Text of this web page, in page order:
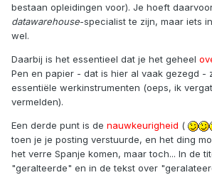
bestaan opleidingen voor). Je hoeft
datawarehouse-specialist te zijn, maar iets
wel.
Daarbij is het essentieel dat je het geheel
Pen en papier - dat is hier al vaak gezegd -
essentiële werkinstrumenten (oeps, ik
vermelden).
Een derde punt is de nauwkeurigheid (
toen je je posting verstuurde, en het ding
het verre Spanje komen, maar toch... In de
"geralteerde" en in de tekst over